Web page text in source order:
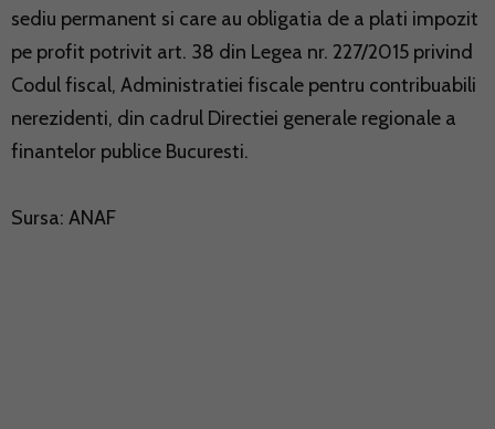
sediu permanent si care au obligatia de a plati impozit
pe profit potrivit art. 38 din Legea nr. 227/2015 privind
Codul fiscal, Administratiei fiscale pentru contribuabili
nerezidenti, din cadrul Directiei generale regionale a
finantelor publice Bucuresti.
Sursa: ANAF